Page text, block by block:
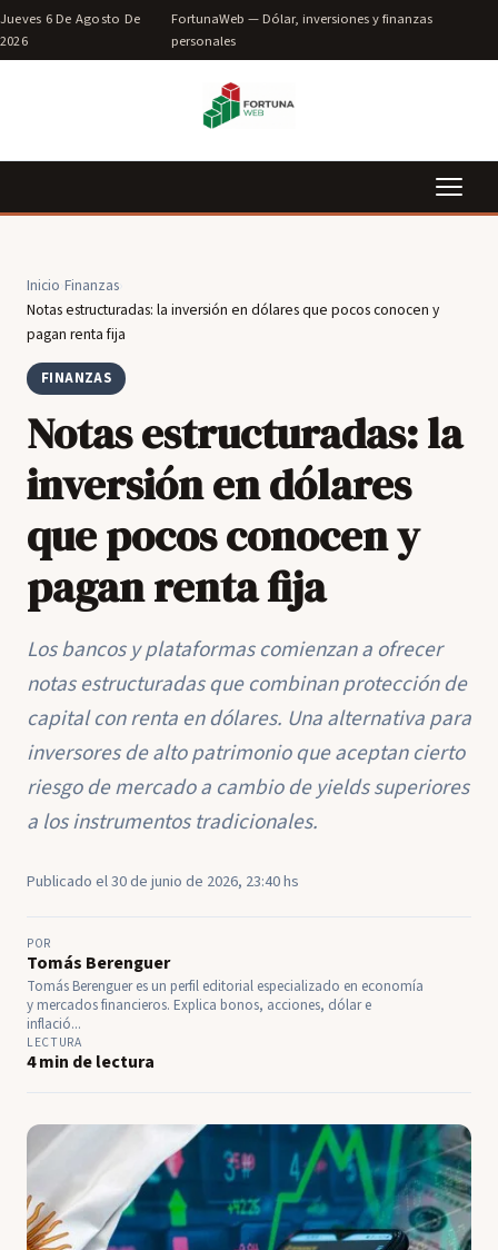
Jueves 6 De Agosto De
2026
FortunaWeb — Dólar, inversiones y finanzas
personales
Inicio Finanzas
Notas estructuradas: la inversión en dólares que pocos conocen y
pagan renta fija
FINANZAS
Notas estructuradas: la
inversión en dólares
que pocos conocen y
pagan renta fija
Los bancos y plataformas comienzan a ofrecer
notas estructuradas que combinan protección de
capital con renta en dólares. Una alternativa para
inversores de alto patrimonio que aceptan cierto
riesgo de mercado a cambio de yields superiores
a los instrumentos tradicionales.
Publicado el 30 de junio de 2026, 23:40 hs
POR
Tomás Berenguer
Tomás Berenguer es un perfil editorial especializado en economía
y mercados financieros. Explica bonos, acciones, dólar e
inflació...
LECTURA
4 min de lectura